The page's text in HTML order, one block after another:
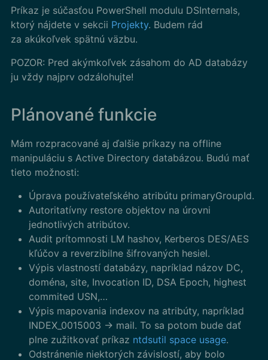
Príkaz je súčasťou PowerShell modulu DSInternals,
ktorý nájdete v sekcii Projekty. Budem rád
za akúkoľvek spätnú väzbu.
POZOR: Pred akýmkoľvek zásahom do AD databázy
ju vždy najprv odzálohujte!
Plánované funkcie
Mám rozpracované aj ďalšie príkazy na offline
manipuláciu s Active Directory databázou. Budú mať
tieto možnosti:
Úprava používateľského atribútu primaryGroupId.
Autoritatívny restore objektov na úrovni
jednotlivých atribútov.
Audit prítomnosti LM hashov, Kerberos DES/AES
kľúčov a reverzibilne šifrovaných hesiel.
Výpis vlastností databázy, napríklad názov DC,
doména, site, Invocation ID, DSA Epoch, highest
commited USN,…
Výpis mapovania indexov na atribúty, napríklad
INDEX_0015003 -> mail. To sa potom bude dať
plne zužitkovať príkaz ntdsutil space usage.
Odstránenie niektorých závislostí, aby bolo